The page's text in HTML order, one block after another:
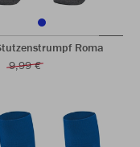
Roma
9,99 €